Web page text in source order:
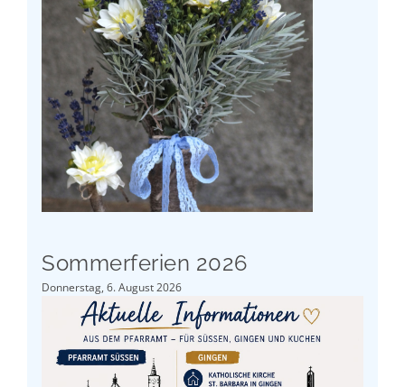
Sommerferien 2026
Donnerstag, 6. August 2026